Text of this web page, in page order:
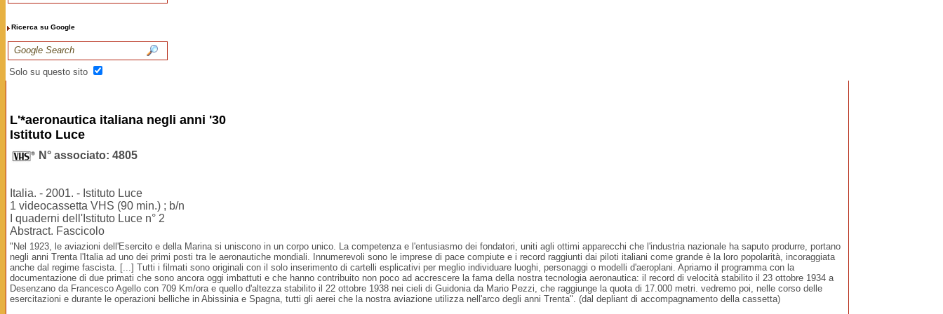
Ricerca su Google
Solo su questo sito
L'*aeronautica italiana negli anni '30
Istituto Luce
N° associato: 4805
Italia. - 2001. - Istituto Luce
1 videocassetta VHS (90 min.) ; b/n
I quaderni dell'Istituto Luce n° 2
Abstract. Fascicolo
"Nel 1923, le aviazioni dell'Esercito e della Marina si uniscono in un corpo unico. La competenza e l'entusiasmo dei fondatori, uniti agli ottimi apparecchi che l'industria nazionale ha saputo produrre, portano
negli anni Trenta l'Italia ad uno dei primi posti tra le aeronautiche mondiali. Innumerevoli sono le imprese di pace compiute e i record raggiunti dai piloti italiani come grande è la loro popolarità, incoraggiata
anche dal regime fascista. [...] Tutti i filmati sono originali con il solo inserimento di cartelli esplicativi per meglio individuare luoghi, personaggi o modelli d'aeroplani. Apriamo il programma con la
documentazione di due primati che sono ancora oggi imbattuti e che hanno contribuito non poco ad accrescere la fama della nostra tecnologia aeronautica: il record di velocità stabilito il 23 ottobre 1934 a
Desenzano da Francesco Agello con 709 Km/ora e quello d'altezza stabilito il 22 ottobre 1938 nei cieli di Guidonia da Mario Pezzi, che raggiunge la quota di 17.000 metri. vedremo poi, nelle corso delle
esercitazioni e durante le operazioni belliche in Abissinia e Spagna, tutti gli aerei che la nostra aviazione utilizza nell'arco degli anni Trenta". (dal depliant di accompagnamento della cassetta)